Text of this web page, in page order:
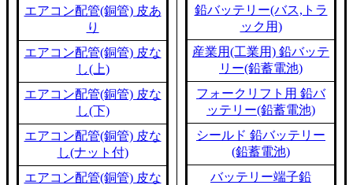
エアコン配管(銅管) 皮あ
り
エアコン配管(銅管) 皮な
し(上)
エアコン配管(銅管) 皮な
し(下)
エアコン配管(銅管) 皮な
し(ナット付)
エアコン配管(銅管) 皮な
鉛バッテリー(バス,トラ
ック用)
産業用(工業用) 鉛バッテ
リー(鉛蓄電池)
フォークリフト用 鉛バ
ッテリー(鉛蓄電池)
シールド 鉛バッテリー
(鉛蓄電池)
バッテリー端子鉛